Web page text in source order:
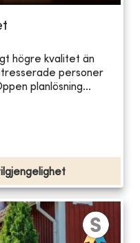
högre kvalitet än
personer
planlösning...